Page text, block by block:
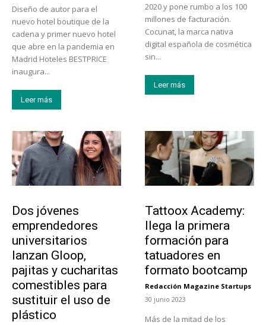
Diseño de autor para el
nuevo hotel boutique de la
cadena y primer nuevo hotel
que abre en la pandemia en
Madrid Hoteles BESTPRICE
inaugura...
Leer más
2020 y pone rumbo a los 100
millones de facturación.
Cocunat, la marca nativa
digital española de cosmética
sin...
Leer más
Dos jóvenes
emprendedores
universitarios
lanzan Gloop,
pajitas y cucharitas
comestibles para
sustituir el uso de
plástico
Tattoox Academy:
llega la primera
formación para
tatuadores en
formato bootcamp
Redacción Magazine Startups
-
30 junio 2023
Más de la mitad de los